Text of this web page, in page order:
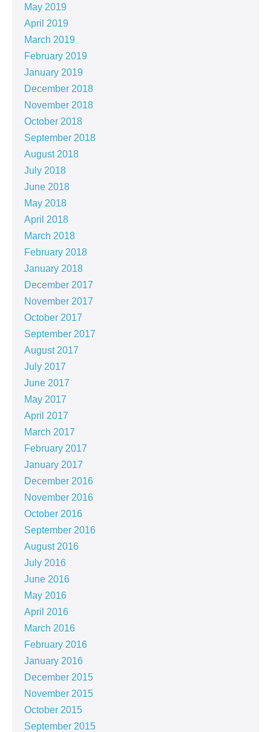
May 2019
April 2019
March 2019
February 2019
January 2019
December 2018
November 2018
October 2018
September 2018
August 2018
July 2018
June 2018
May 2018
April 2018
March 2018
February 2018
January 2018
December 2017
November 2017
October 2017
September 2017
August 2017
July 2017
June 2017
May 2017
April 2017
March 2017
February 2017
January 2017
December 2016
November 2016
October 2016
September 2016
August 2016
July 2016
June 2016
May 2016
April 2016
March 2016
February 2016
January 2016
December 2015
November 2015
October 2015
September 2015